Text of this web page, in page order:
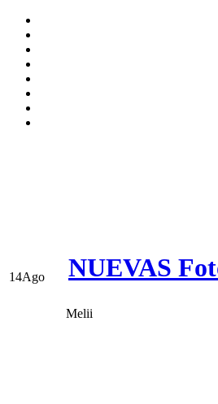
14Ago NUEVAS
Melii